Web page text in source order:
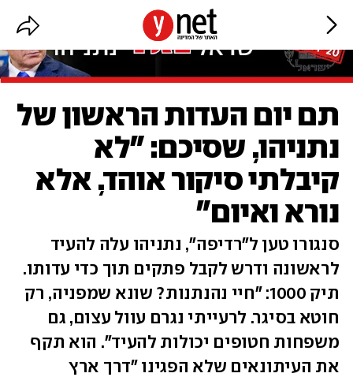
תם יום העדות הראשון של
נתניהו, שסיכם: "לא
קיבלתי סיקור אוהד, אלא
נורא ואיום"
סנגורו טען ל"רדיפה", נתניהו עלה להעיד
לראשונה ודרש לקבל פתקים תוך כדי עדותו.
תיק 1000: "חיי נהנתנות? שונא שמפניה, רק
חוטא בסיגר. לרעייתי נגרם עוול עצום, גם
משפחות חטופים יכולות להעיד". הוא תקף
את העיתונאים שלא הפגינו "דרך ארץ